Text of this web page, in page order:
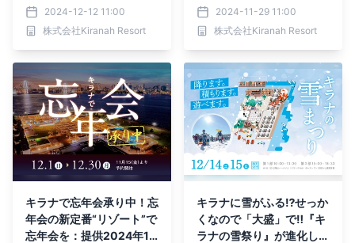
上級者も初心者も楽しめる
CREA流「ペアリングコー
ス」スタート｜2024年12
2024-12-12 11:00
株式会社Kiranah Resort
はじめ、クリスマスシーズ
ンにちなんだイベントを毎
週開催！
2024-11-29 11:00
株式会社Kiranah Resort
キラナで忘年会承り中！忘
年会の新定番“リゾート”で
忘年会を：提供2024年12
キラナに雪がふる⁉せっか
くなので「大盛」で‼『キ
ラナの雪祭り』が進化して